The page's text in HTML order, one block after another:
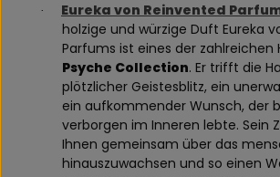
· Eureka von Reinvented
holzige und würzige Duft Eureka
Parfums ist eines der zahlreichen
Psyche Collection. Er trifft die
plötzlicher Geistesblitz, ein
ein aufkommender Wunsch, der
verborgen im Inneren lebte. Sein
Ihnen gemeinsam über das
hinauszuwachsen und so einen